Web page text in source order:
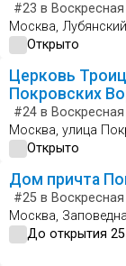
#23 в
Москва,
Открыто
Церковь
Покровских
#24 в
Москва, улица
Открыто
Дом причта
#25 в
Москва,
До открытия